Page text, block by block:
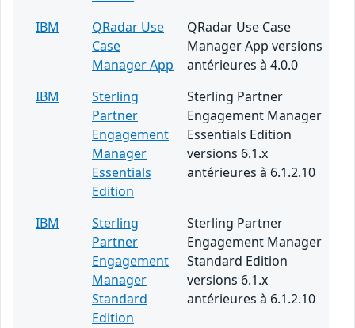
IBM
QRadar Use
Case
Manager App
QRadar Use Case
Manager App versions
antérieures à 4.0.0
IBM
Sterling
Partner
Engagement
Manager
Essentials
Edition
Sterling Partner
Engagement Manager
Essentials Edition
versions 6.1.x
antérieures à 6.1.2.10
IBM
Sterling
Partner
Engagement
Manager
Standard
Edition
Sterling Partner
Engagement Manager
Standard Edition
versions 6.1.x
antérieures à 6.1.2.10